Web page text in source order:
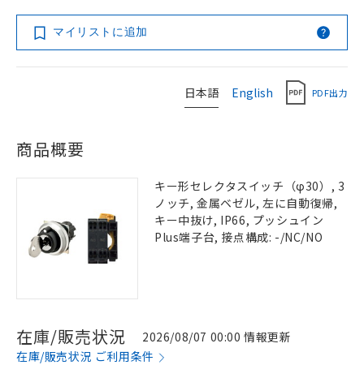
マイリストに追加
日本語 English PDF出力
商品概要
キー形セレクタスイッチ（φ30）, 3
ノッチ, 金属ベゼル, 左に自動復帰,
キー中抜け, IP66, プッシュイン
Plus端子台, 接点構成: -/NC/NO
在庫/販売状況
2026/08/07 00:00 情報更新
在庫/販売状況 ご利用条件